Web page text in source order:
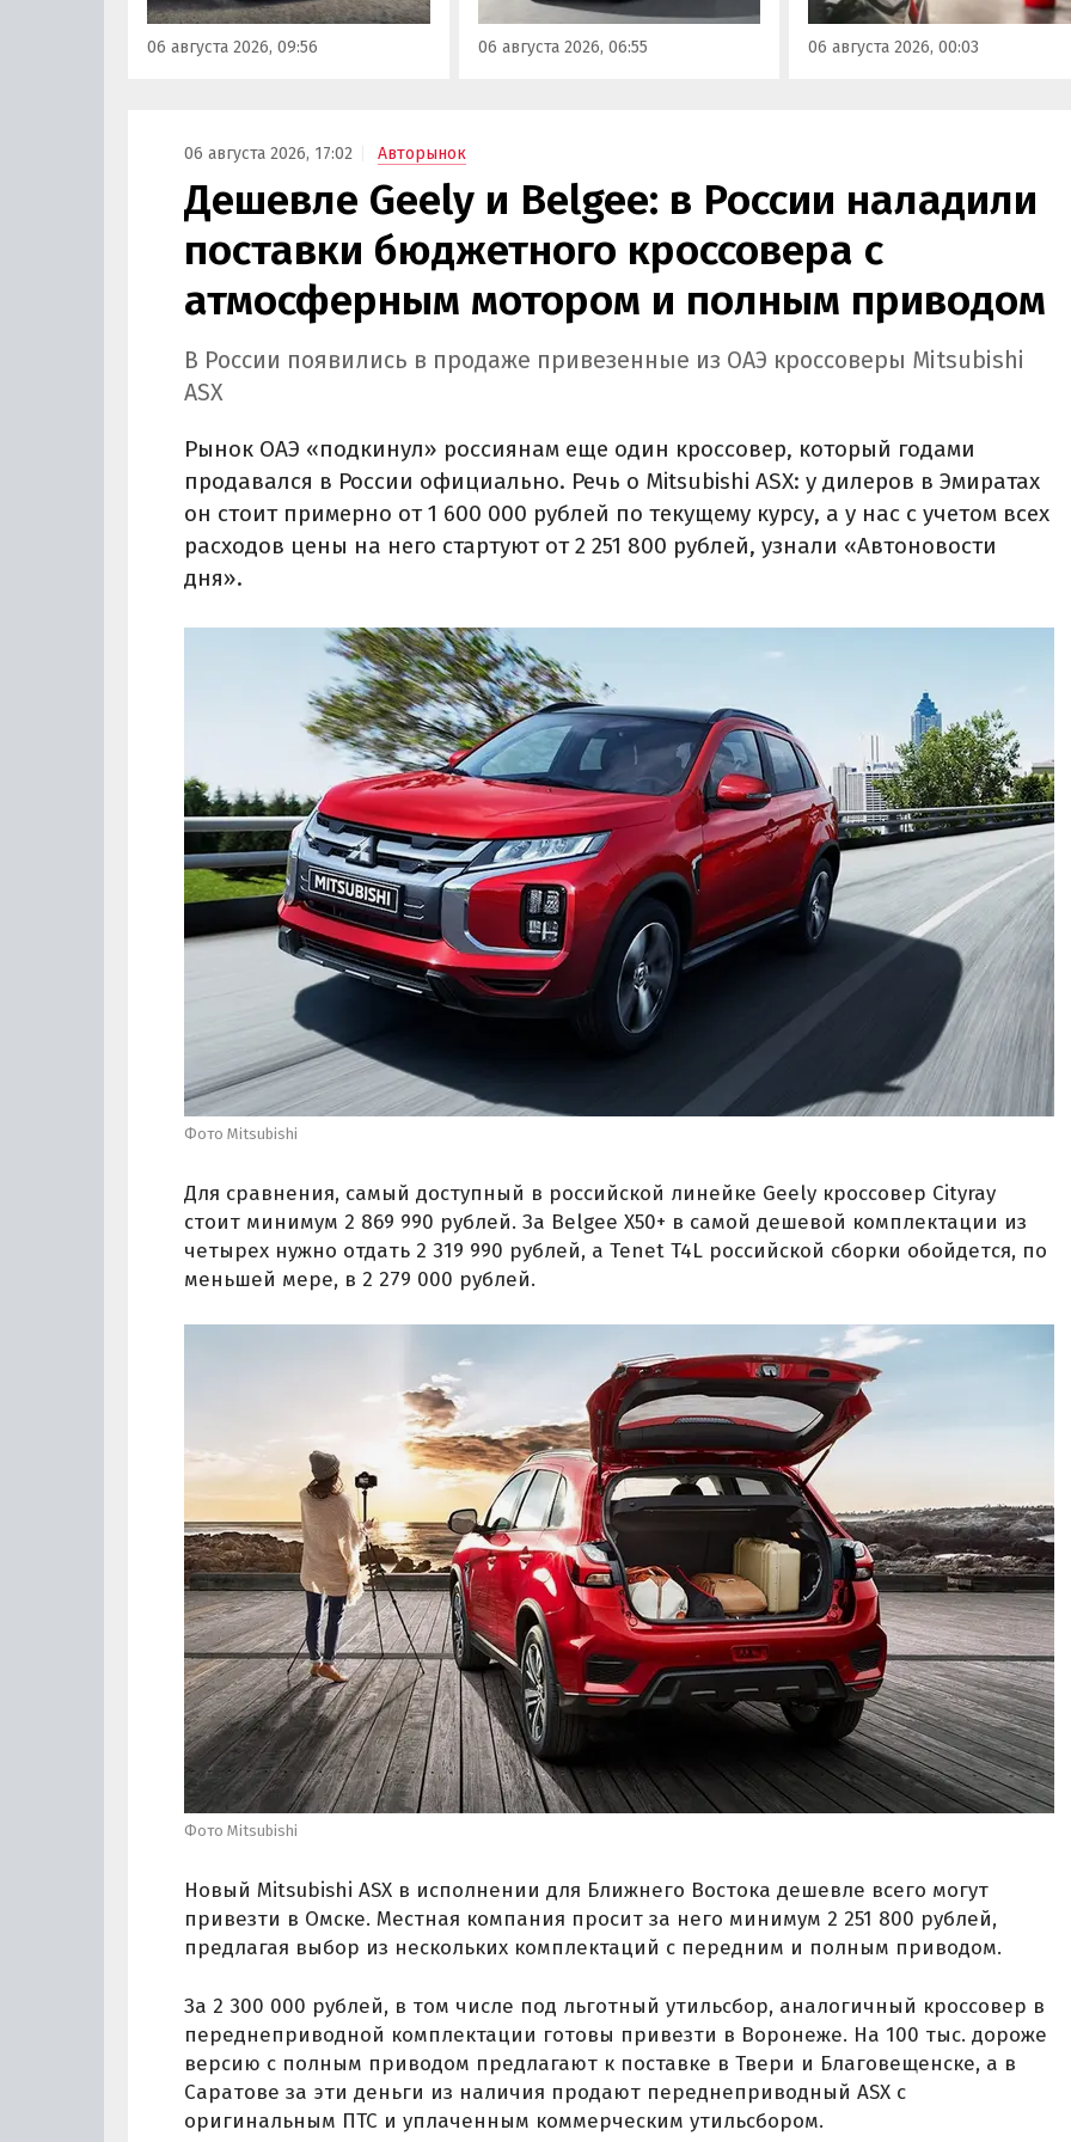
от 3 700 000 рублей, выяснили
«Автоновости дня».
06 августа 2026, 09:56
а минимальная цена модели
выросла на 760 тыс. рублей,
06 августа 2026, 06:55
сообщили в Минэнерго РФ.
06 августа 2026, 00:03
06 августа 2026, 17:02 Авторынок
Дешевле Geely и Belgee: в России наладили
поставки бюджетного кроссовера с
атмосферным мотором и полным приводом
В России появились в продаже привезенные из ОАЭ кроссоверы Mitsubishi
ASX
Рынок ОАЭ «подкинул» россиянам еще один кроссовер, который годами
продавался в России официально. Речь о Mitsubishi ASX: у дилеров в Эмиратах
он стоит примерно от 1 600 000 рублей по текущему курсу, а у нас с учетом всех
расходов цены на него стартуют от 2 251 800 рублей, узнали «Автоновости
дня».
Фото Mitsubishi
Для сравнения, самый доступный в российской линейке Geely кроссовер Cityray
стоит минимум 2 869 990 рублей. За Belgee X50+ в самой дешевой комплектации из
четырех нужно отдать 2 319 990 рублей, а Tenet T4L российской сборки обойдется, по
меньшей мере, в 2 279 000 рублей.
Фото Mitsubishi
Новый Mitsubishi ASX в исполнении для Ближнего Востока дешевле всего могут
привезти в Омске. Местная компания просит за него минимум 2 251 800 рублей,
предлагая выбор из нескольких комплектаций с передним и полным приводом.
За 2 300 000 рублей, в том числе под льготный утильсбор, аналогичный кроссовер в
переднеприводной комплектации готовы привезти в Воронеже. На 100 тыс. дороже
версию с полным приводом предлагают к поставке в Твери и Благовещенске, а в
Саратове за эти деньги из наличия продают переднеприводный ASX с
оригинальным ПТС и уплаченным коммерческим утильсбором.